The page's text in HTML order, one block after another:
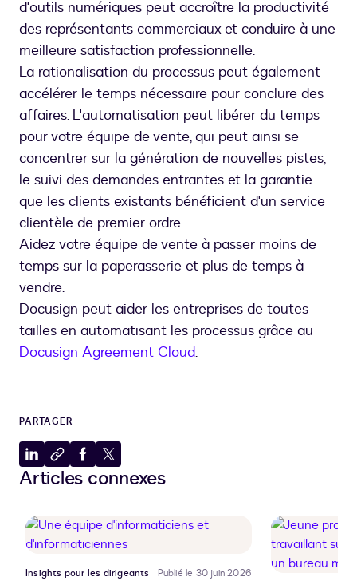
d'outils numériques peut accroître la productivité
des représentants commerciaux et conduire à une
meilleure satisfaction professionnelle.
La rationalisation du processus peut également
accélérer le temps nécessaire pour conclure des
affaires. L'automatisation peut libérer du temps
pour votre équipe de vente, qui peut ainsi se
concentrer sur la génération de nouvelles pistes,
le suivi des demandes entrantes et la garantie
que les clients existants bénéficient d'un service
clientèle de premier ordre.
Aidez votre équipe de vente à passer moins de
temps sur la paperasserie et plus de temps à
vendre.
Docusign peut aider les entreprises de toutes
tailles en automatisant les processus grâce au
Docusign Agreement Cloud.
PARTAGER
Partager
sur
Copier
dans
papiers
Partager
sur
Partager
sur
Articles connexes
Insights pour les dirigeants Publié le 30 juin 2026